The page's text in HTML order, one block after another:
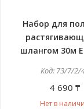
Набор для
шлангом 30м
73/7/2/
4 690 ₸
Нет в